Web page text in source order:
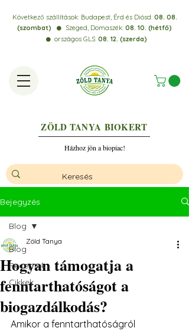
ZÖLD TANYA BIOKERT
Házhoz jön a biopiac!
Következő szállítások: Budapest, Érd és Diósd:08. 08.
(szombat)
⚫️ Szeged, Domaszék: 08. 10. (hétfő)
⚫️ országos GLS: 08. 12. (szerda)
Bejegyzés
Blog
Receptek
Cikkek
Blog
Hogyan támogatja a
fenntarthatóságot a
biogazdálkodás?
Zöld Tanya
Amikor a fenntarthatóságról